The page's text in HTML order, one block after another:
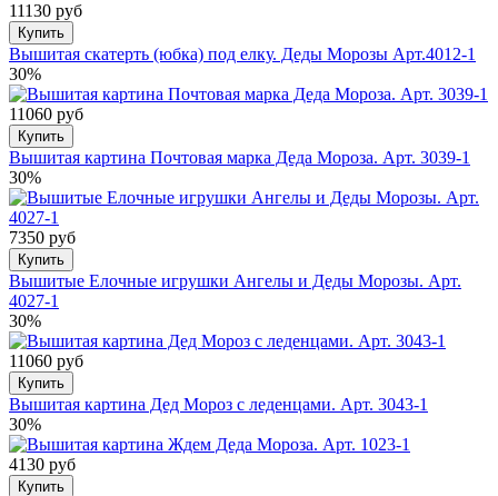
11130 руб
Купить
Вышитая скатерть (юбка) под елку. Деды Морозы Арт.4012-1
30%
11060 руб
Купить
Вышитая картина Почтовая марка Деда Мороза. Арт. 3039-1
30%
7350 руб
Купить
Вышитые Елочные игрушки Ангелы и Деды Морозы. Арт.
4027-1
30%
11060 руб
Купить
Вышитая картина Дед Мороз с леденцами. Арт. 3043-1
30%
4130 руб
Купить